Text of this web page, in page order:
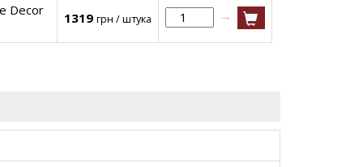
Decor 1319 грн / штука →